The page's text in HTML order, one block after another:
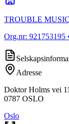
TROUBLE
Org.nr: 921753195
Adresse
Doktor Holms vei
0787 OSLO
Oslo